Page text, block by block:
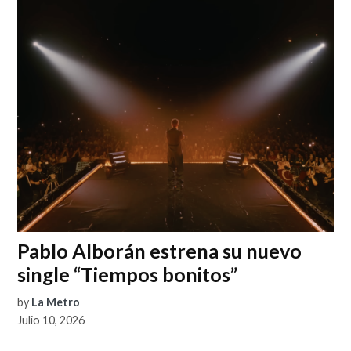
Pablo Alborán estrena su nuevo
single “Tiempos bonitos”
by La Metro
Julio 10, 2026